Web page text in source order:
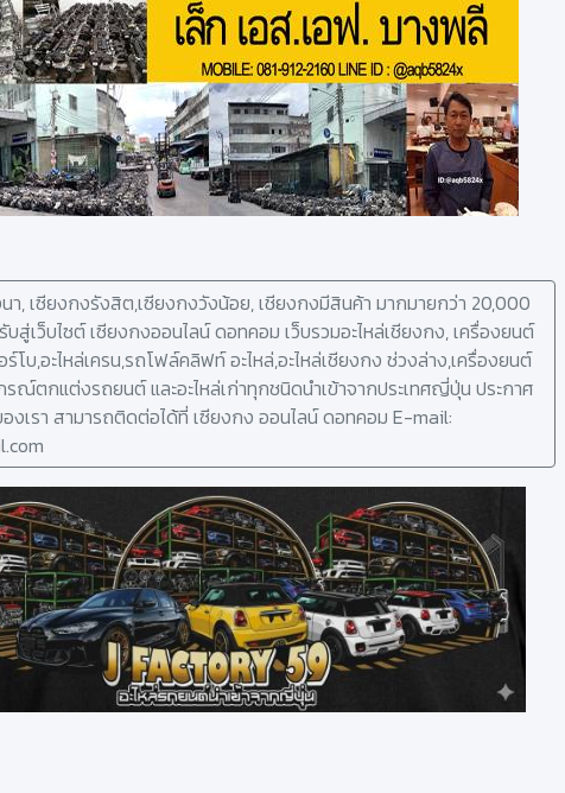
, เซียงกงรังสิต,เซียงกงวังน้อย, เชียงกงมีสินค้า มากมายกว่า 20,000
เว็บไซต์ เซียงกงออนไลน์ ดอทคอม เว็บรวมอะไหล่เชียงกง, เครื่องยนต์
,อะไหล่เครน,รถโฟล์คลิฟท์ อะไหล่,อะไหล่เชียงกง ช่วงล่าง,เครื่องยนต์
ณ์ตกแต่งรถยนต์ และอะไหล่เก่าทุกชนิดนำเข้าจากประเทศญี่ปุ่น ประกาศ
งเรา สามารถติดต่อได้ที่ เซียงกง ออนไลน์ ดอทคอม E-mail: